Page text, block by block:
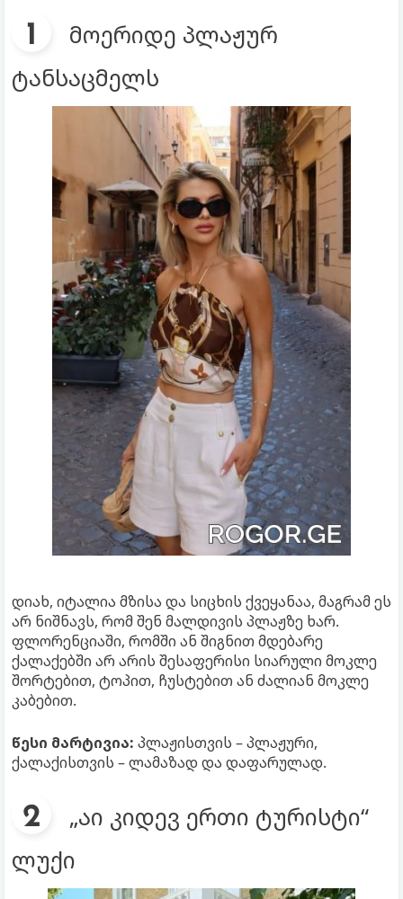
მოერიდე პლაჟურ
ტანსაცმელს
დიახ, იტალია მზისა და სიცხის ქვეყანაა, მაგრამ ეს
არ ნიშნავს, რომ შენ მალდივის პლაჟზე ხარ.
ფლორენციაში, რომში ან შიგნით მდებარე
ქალაქებში არ არის შესაფერისი სიარული მოკლე
შორტებით, ტოპით, ჩუსტებით ან ძალიან მოკლე
კაბებით.
წესი მარტივია: პლაჟისთვის – პლაჟური,
ქალაქისთვის – ლამაზად და დაფარულად.
„აი კიდევ ერთი ტურისტი“
ლუქი